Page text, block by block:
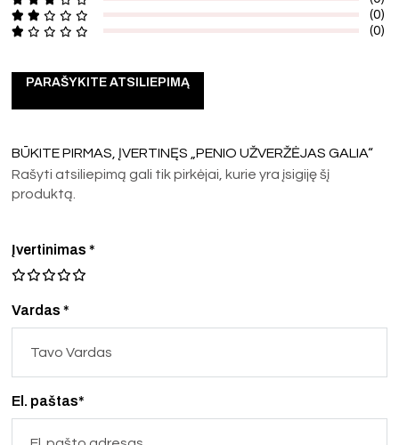
(0)
(0)
PARAŠYKITE ATSILIEPIMĄ
BŪKITE PIRMAS, ĮVERTINĘS „PENIO UŽVERŽĖJAS GALIA“
Rašyti atsiliepimą gali tik pirkėjai, kurie yra įsigiję šį
produktą.
Vardas *
El. paštas*
Įvertinimas*